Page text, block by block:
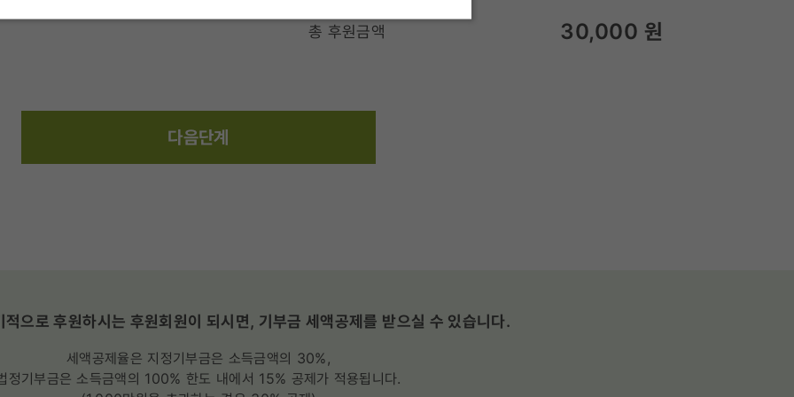
총 후원금액 30,000 원
다음단계
적으로 후원하시는 후원회원이 되시면, 기부금 세액공제를 받으실 수 있습니다.
세액공제율은 지정기부금은 소득금액의 30%,
정기부금은 소득금액의 100% 한도 내에서 15% 공제가 적용됩니다.